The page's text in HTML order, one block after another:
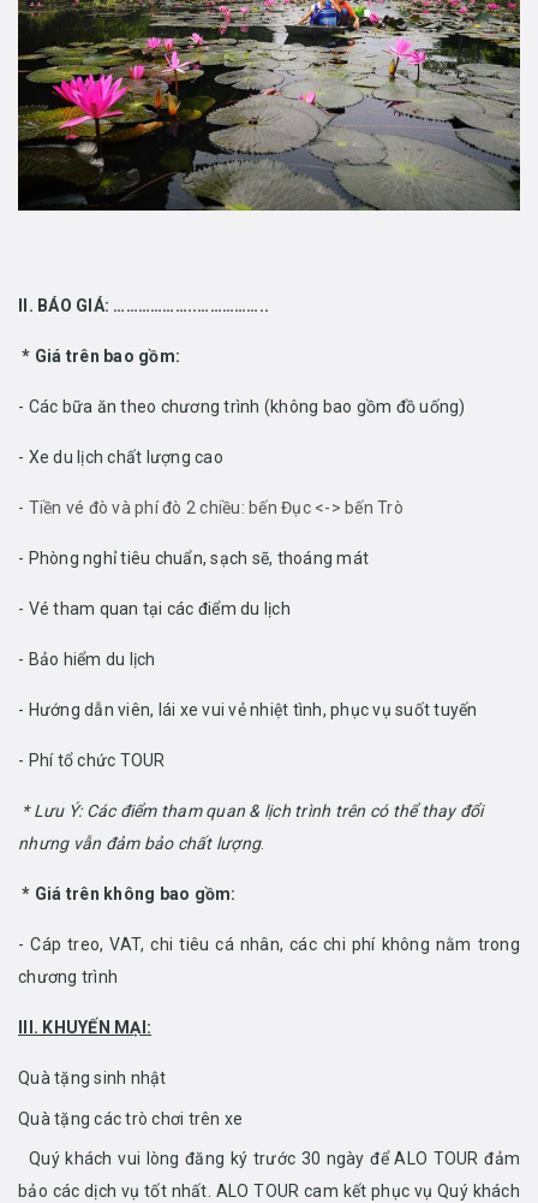
II. BÁO GIÁ: ………………..……………..
* Giá trên bao gồm:
- Các bữa ăn theo chương trình (không bao gồm đồ uống)
- Xe du lịch chất lượng cao
- Tiền vé đò và phí đò 2 chiều: bến Đục <-> bến Trò
- Phòng nghỉ tiêu chuẩn, sạch sẽ, thoáng mát
- Vé tham quan tại các điểm du lịch
- Bảo hiểm du lịch
- Hướng dẫn viên, lái xe vui vẻ nhiệt tình, phục vụ suốt tuyến
- Phí tổ chức TOUR
* Lưu Ý: Các điểm tham quan & lịch trình trên có thể thay đổi
nhưng vẫn đảm bảo chất lượng.
* Giá trên không bao gồm:
- Cáp treo, VAT, chi tiêu cá nhân, các chi phí không nằm trong
chương trình
III. KHUYẾN MẠI:
Quà tặng sinh nhật
Quà tặng các trò chơi trên xe
Quý khách vui lòng đăng ký trước 30 ngày để ALO TOUR đảm
bảo các dịch vụ tốt nhất. ALO TOUR cam kết phục vụ Quý khách